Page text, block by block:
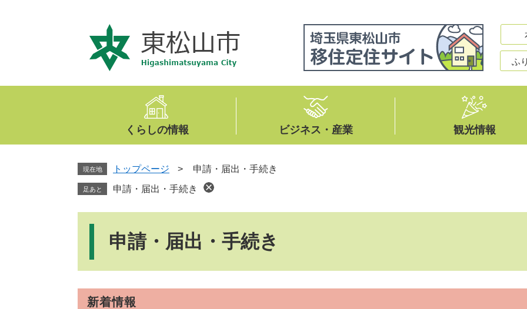
文
ふ
くらしの情報 ビジネス・産業 観光情報
現在地 トップページ > 申請・届出・手続き
足あと 申請・届出・手続き
申請・届出・手続き
新着情報